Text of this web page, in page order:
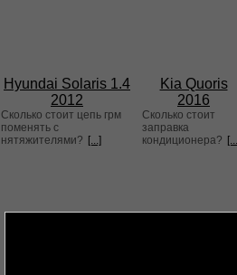
Hyundai Solaris 1.4
2012
Сколько стоит цепь грм
поменять с
нятяжителями? [...]
Kia Quoris
2016
Сколько стоит
заправка
кондиционера?